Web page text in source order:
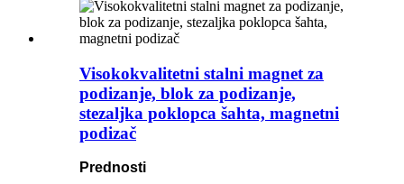
Visokokvalitetni stalni magnet za
podizanje, blok za podizanje,
stezaljka poklopca šahta, magnetni
podizač
Prednosti